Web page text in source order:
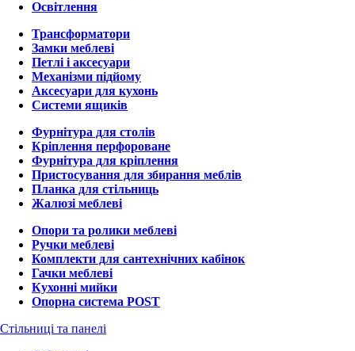
Освітлення
Трансформатори
Замки меблеві
Петлі і аксесуари
Механізми підйому
Аксесуари для кухонь
Системи ящиків
Фурнітура для столів
Кріплення перфороване
Фурнітура для кріплення
Пристосування для збирання меблів
Планка для стільниць
Жалюзі меблеві
Опори та ролики меблеві
Ручки меблеві
Комплекти для сантехнічних кабінок
Гачки меблеві
Кухонні мийки
Опорна система POST
Стільниці та панелі